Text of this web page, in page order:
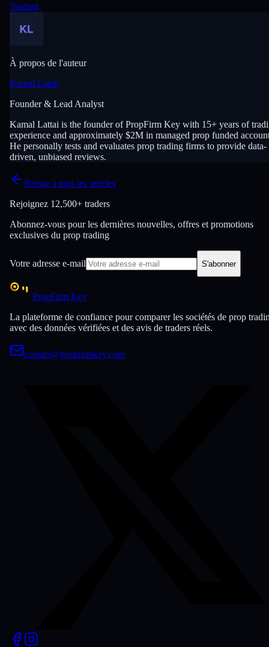
Trading
À propos de l'auteur
Kamal Lattai
Founder & Lead Analyst
Kamal Lattai is the founder of PropFirm Key with 15+ years of
experience and approximately $2M in managed prop funded
He personally tests and evaluates prop trading firms to provide data-
driven, unbiased reviews.
Retour à tous les articles
Rejoignez 12,500+ traders
Abonnez-vous pour les dernières nouvelles, offres et promotions
exclusives du prop trading
Votre adresse e-mail S'abonner
PropFirm Key
La plateforme de confiance pour comparer les sociétés de prop
avec des données vérifiées et des avis de traders réels.
contact@propfirmkey.com